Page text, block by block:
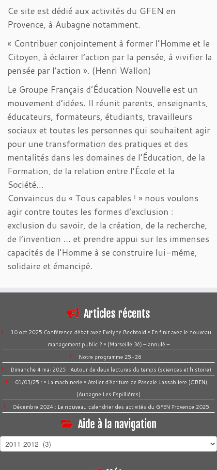
Ce site est dédié aux activités du GFEN en
Provence, à Aubagne notamment.
« Contribuer conjointement à former l’Homme et le
Citoyen, à éclairer l’action par la pensée, à vivifier la
pensée par l’action ». (Henri Wallon)
Le Groupe Français d’Éducation Nouvelle est un
mouvement d’idées. Il réunit parents, enseignants,
éducateurs, formateurs, étudiants, travailleurs
sociaux et toutes les personnes qui souhaitent agir
pour une transformation des pratiques et des
mentalités dans les domaines de l’Éducation, de la
Formation, de la relation entre l’École et la
Société…
Convaincus du « Tous capables ! » nous voulons
agir contre toutes les formes d’exclusion :
exclusion du savoir, de la création, de la recherche,
de l’invention … et prendre appui sur les immenses
capacités de l’Homme à se construire lui-même,
solidaire et émancipé.
Articles récents
10 oct 2025 Conférence débat avec Evelyne Bechtold « En finir avec le nouveau
management public ? » (Marseille 3è) – annulé –
Notre programme 25-26
Dimanche 4 mai 2025 : Autour de deux lectures du temps (sciences et histoire)
01/03/25 : « La machinerie » Atelier d’écriture de Pascale Lassabliere (GBEN)
(Aubagne Les Espillières)
Décembre 2024 : Le nouveau calendrier des activités du GFEN Provence 2025
Aide à la navigation
Aide
à